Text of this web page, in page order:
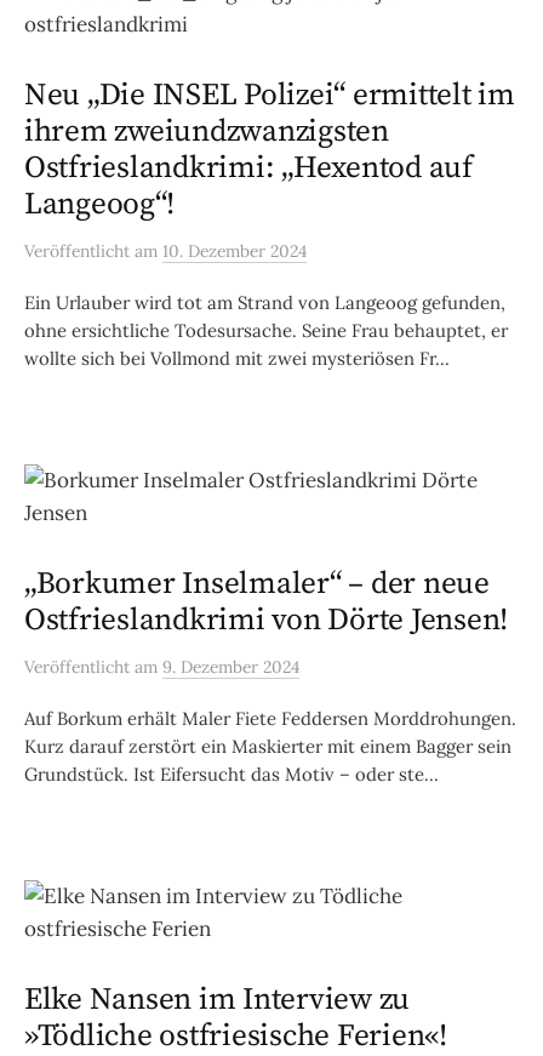
Neu „Die INSEL Polizei“ ermittelt im
ihrem zweiundzwanzigsten
Ostfrieslandkrimi: „Hexentod auf
Langeoog“!
Veröffentlicht am 10. Dezember 2024
Ein Urlauber wird tot am Strand von Langeoog gefunden,
ohne ersichtliche Todesursache. Seine Frau behauptet, er
wollte sich bei Vollmond mit zwei mysteriösen Fr...
„Borkumer Inselmaler“ – der neue
Ostfrieslandkrimi von Dörte Jensen!
Veröffentlicht am 9. Dezember 2024
Auf Borkum erhält Maler Fiete Feddersen Morddrohungen.
Kurz darauf zerstört ein Maskierter mit einem Bagger sein
Grundstück. Ist Eifersucht das Motiv – oder ste...
Elke Nansen im Interview zu
»Tödliche ostfriesische Ferien«!